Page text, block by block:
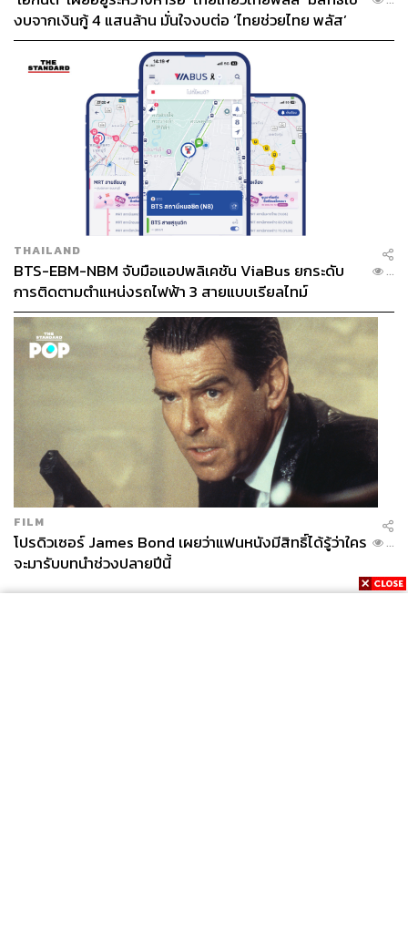
งบจากเงินกู้ 4 แสนล้าน มั่นใจงบต่อ ‘ไทยช่วยไทย พลัส’
เฟส 2 มีเพียงพอ
THAILAND
BTS-EBM-NBM จับมือแอปพลิเคชัน ViaBus ยกระดับ
การติดตามตำแหน่งรถไฟฟ้า 3 สายแบบเรียลไทม์
...
FILM
โปรดิวเซอร์ James Bond เผยว่าแฟนหนังมีสิทธิ์ได้รู้ว่าใคร
จะมารับบทนำช่วงปลายปีนี้
...